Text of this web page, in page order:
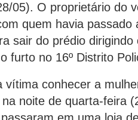
05). O proprietário do
quem havia
sair do prédio
furto no 16º Distrito
vítima conhecer a
noite de quarta-feira